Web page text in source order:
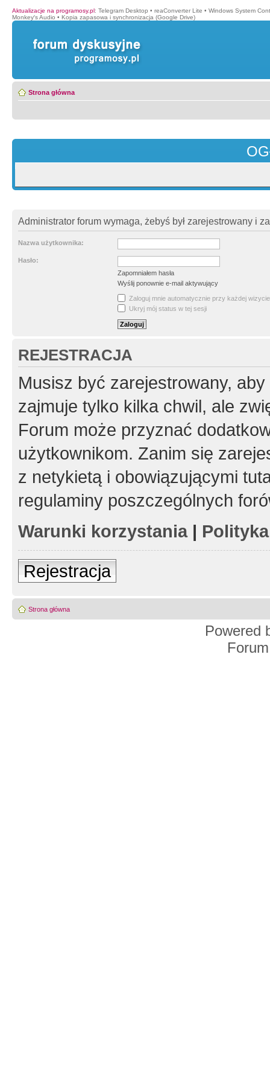
Aktualizacje na programosy.pl: Telegram Desktop • reaConverter Lite • Windows System
Monkey′s Audio • Kopia zapasowa i synchronizacja (Google Drive)
Strona główna
Administrator forum wymaga, żebyś był zarejestrowany i
Nazwa użytkownika:
Hasło:
Zapomniałem hasła
Wyślij ponownie e-mail aktywujący
Zaloguj mnie automatycznie przy każdej wizycie
Ukryj mój status w tej sesji
REJESTRACJA
Musisz być zarejestrowany,
zajmuje tylko kilka chwil, ale
Forum może przyznać
użytkownikom. Zanim się
z netykietą i obowiązującymi
regulaminy poszczególnych
Warunki korzystania|
Rejestracja
Strona główna
Powered